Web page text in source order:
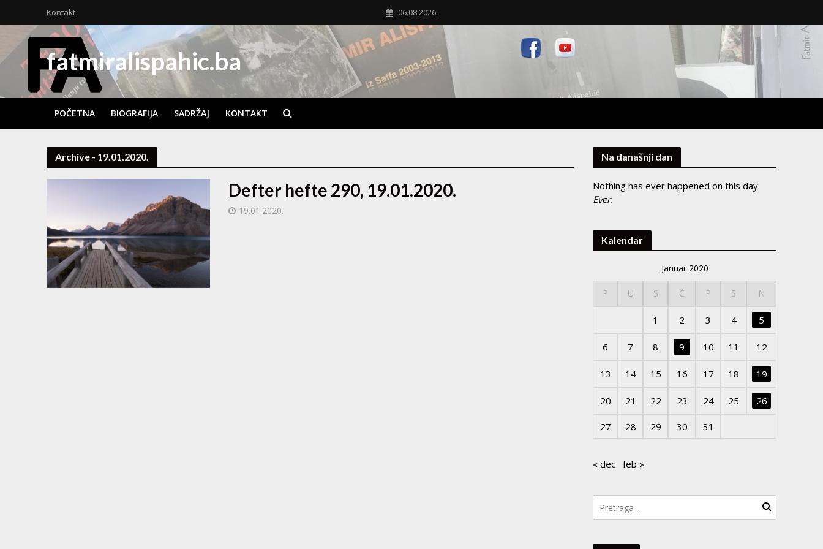
Kontakt 06.08.2026.
fatmiralispahic.ba
POČETNA BIOGRAFIJA SADRŽAJ KONTAKT
Archive - 19.01.2020.
Defter hefte 290, 19.01.2020.
19.01.2020.
Na današnji dan
Nothing has ever happened on this day.
Ever.
Kalendar
Januar 2020
P U S Č P S N
1 2 3 4 5
6 7 8 9 10 11 12
13 14 15 16 17 18 19
20 21 22 23 24 25 26
27 28 29 30 31
« dec feb »